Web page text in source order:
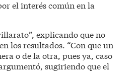
el interés común en la
explicando que no
los resultados. “Con que un
o de la otra, pues ya, caso
sugiriendo que el